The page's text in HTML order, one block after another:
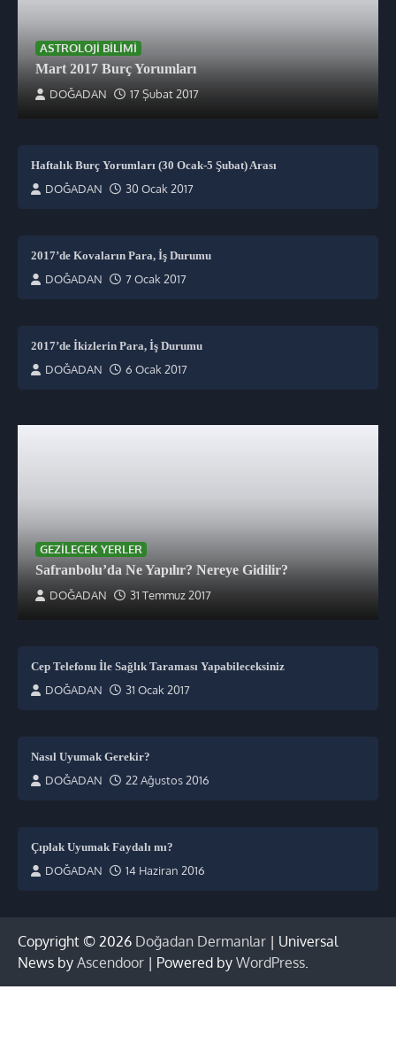
ASTROLOJI BILIMI
Mart 2017 Burç Yorumları
DOĞADAN 17 Şubat 2017
Haftalık Burç Yorumları (30 Ocak-5 Şubat) Arası
DOĞADAN 30 Ocak 2017
2017’de Kovaların Para, İş Durumu
DOĞADAN 7 Ocak 2017
2017’de İkizlerin Para, İş Durumu
DOĞADAN 6 Ocak 2017
GEZILECEK YERLER
Safranbolu’da Ne Yapılır? Nereye Gidilir?
DOĞADAN 31 Temmuz 2017
Cep Telefonu İle Sağlık Taraması Yapabileceksiniz
DOĞADAN 31 Ocak 2017
Nasıl Uyumak Gerekir?
DOĞADAN 22 Ağustos 2016
Çıplak Uyumak Faydalı mı?
DOĞADAN 14 Haziran 2016
Copyright © 2026 Doğadan Dermanlar | Universal
News by Ascendoor | Powered by WordPress